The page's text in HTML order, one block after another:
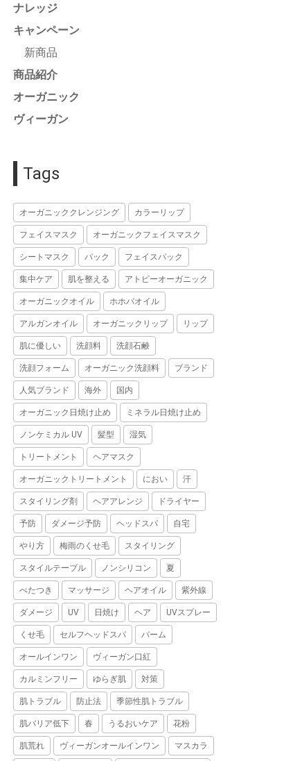
ナレッジ
キャンペーン
新商品
商品紹介
オーガニック
ヴィーガン
Tags
オーガニッククレンジング カラーリップ
フェイスマスク オーガニックフェイスマスク
シートマスク パック フェイスパック
集中ケア 肌を整える アトピーオーガニック
オーガニックオイル ホホバオイル
アルガンオイル オーガニックリップ リップ
肌に優しい 洗顔料 洗顔石鹸
洗顔フォーム オーガニック洗顔料 ブランド
人気ブランド 海外 国内
オーガニック日焼け止め ミネラル日焼け止め
ノンケミカル UV 髪型 湿気
トリートメント ヘアマスク
オーガニックトリートメント におい 汗
スタイリング剤 ヘアアレンジ ドライヤー
予防 ダメージ予防 ヘッドスパ 自宅
やり方 梅雨のくせ毛 スタイリング
スタイルテーブル ノンシリコン 夏
べたつき マッサージ ヘアオイル 紫外線
ダメージ UV 日焼け ヘア UVスプレー
くせ毛 セルフヘッドスパ バーム
オールインワン ヴィーガン口紅
カルミンフリー ゆらぎ肌 対策
肌トラブル 防止法 季節性肌トラブル
肌バリア低下 春 うるおいケア 花粉
肌荒れ ヴィーガンオールインワン マスカラ